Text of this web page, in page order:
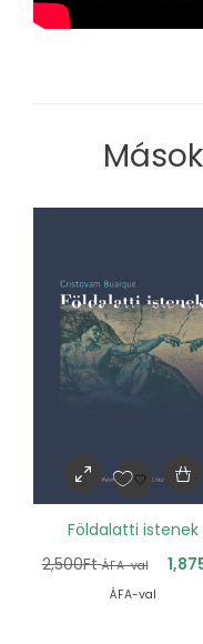
Földalatti istenek
2,500Ft ÁFA-val
ÁFA-val